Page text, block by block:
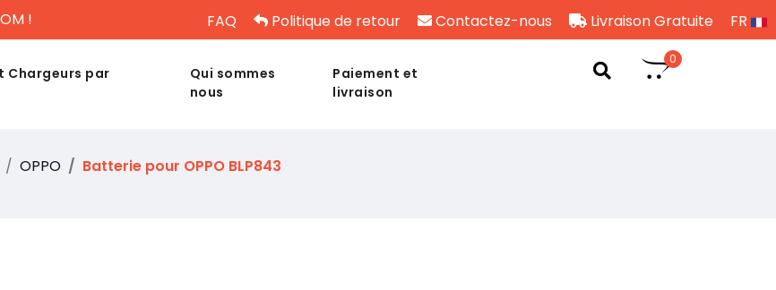
! FAQ Politique de retour Contactez-nous Livraison Gratuite FR
Chargeurs par
Qui sommes
nous
Paiement et
livraison
0
OPPO Batterie pour OPPO BLP843